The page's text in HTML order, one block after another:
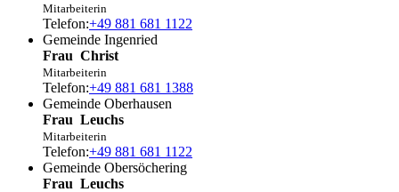
Mitarbeiterin
Telefon:+49 881 681 1122
Gemeinde Ingenried
Frau Christ
Mitarbeiterin
Telefon:+49 881 681 1388
Gemeinde Oberhausen
Frau Leuchs
Mitarbeiterin
Telefon:+49 881 681 1122
Gemeinde Obersöchering
Frau Leuchs